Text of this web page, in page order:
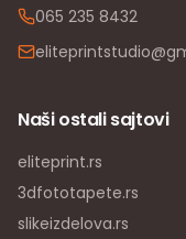
065 235 8432
Naši ostali sajtovi
eliteprint.rs
3dfototapete.rs
slikeizdelova.rs